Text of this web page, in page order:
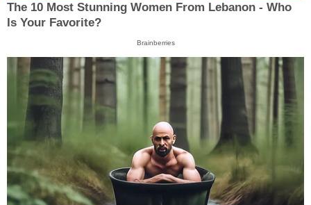
The 10 Most Stunning Women From Lebanon - Who
Is Your Favorite?
Brainberries